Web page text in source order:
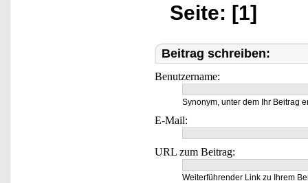
Seite: [1]
Beitrag schreiben:
Benutzername:
Synonym, unter dem Ihr Beitrag
E-Mail:
URL zum Beitrag:
Weiterführender Link zu Ihrem